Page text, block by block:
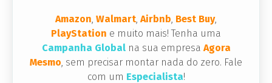
Amazon Walmart Airbnb Best Buy,
PlayStation e muito mais! Tenha uma
Campanha Globalna sua empresa Agora
Mesmo , sem precisar montar nada do zero. Fale
com um Especialista!